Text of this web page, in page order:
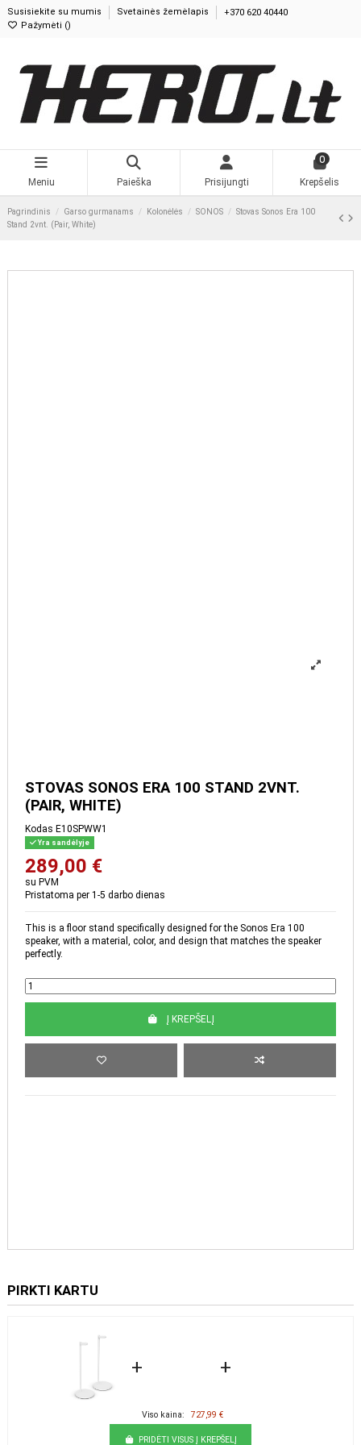
Susisiekite su mumis Svetainės žemėlapis
+370 620 40440
Pažymėti ( )
Meniu Paieška Prisijungti
0
Krepšelis
Pagrindinis Garso gurmanams Kolonėlės SONOS
Stovas Sonos Era 100
Stand 2vnt. (Pair, White)
STOVAS SONOS ERA 100
STAND 2VNT. (PAIR, WHITE)
Kodas E10SPWW1
Yra sandėlyje
289,00 €
su PVM
Pristatoma per 1-5 darbo dienas
This is a floor stand specifically designed for the Sonos Era 100
speaker, with a material, color, and design that matches the speaker
perfectly.
Į KREPŠELĮ
PIRKTI KARTU
+ +
Viso kaina: 727,99 €
PRIDĖTI VISUS Į KREPŠELĮ